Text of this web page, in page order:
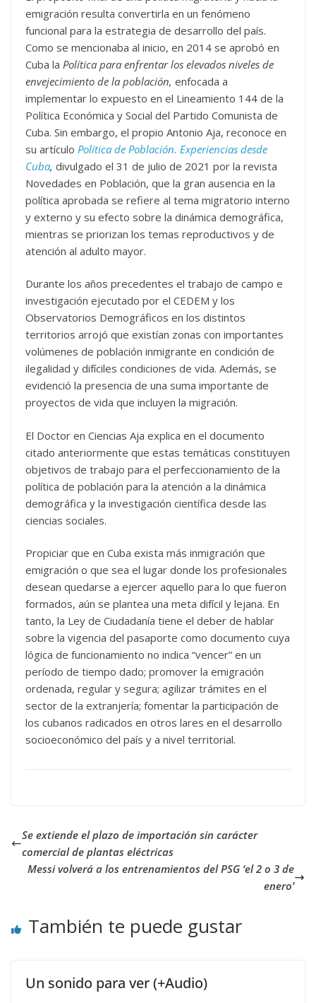
emigración resulta convertirla en un fenómeno
funcional para la estrategia de desarrollo del país.
Como se mencionaba al inicio, en 2014 se aprobó en
Cuba la Política para enfrentar los elevados niveles de
envejecimiento de la población, enfocada a
implementar lo expuesto en el Lineamiento 144 de la
Política Económica y Social del Partido Comunista de
Cuba. Sin embargo, el propio Antonio Aja, reconoce en
su artículo Política de Población. Experiencias desde
Cuba, divulgado el 31 de julio de 2021 por la revista
Novedades en Población, que la gran ausencia en la
política aprobada se refiere al tema migratorio interno
y externo y su efecto sobre la dinámica demográfica,
mientras se priorizan los temas reproductivos y de
atención al adulto mayor.
Durante los años precedentes el trabajo de campo e
investigación ejecutado por el CEDEM y los
Observatorios Demográficos en los distintos
territorios arrojó que existían zonas con importantes
volúmenes de población inmigrante en condición de
ilegalidad y difíciles condiciones de vida. Además, se
evidenció la presencia de una suma importante de
proyectos de vida que incluyen la migración.
El Doctor en Ciencias Aja explica en el documento
citado anteriormente que estas temáticas constituyen
objetivos de trabajo para el perfeccionamiento de la
política de población para la atención a la dinámica
demográfica y la investigación científica desde las
ciencias sociales.
Propiciar que en Cuba exista más inmigración que
emigración o que sea el lugar donde los profesionales
desean quedarse a ejercer aquello para lo que fueron
formados, aún se plantea una meta difícil y lejana. En
tanto, la Ley de Ciudadanía tiene el deber de hablar
sobre la vigencia del pasaporte como documento cuya
lógica de funcionamiento no indica “vencer” en un
período de tiempo dado; promover la emigración
ordenada, regular y segura; agilizar trámites en el
sector de la extranjería; fomentar la participación de
los cubanos radicados en otros lares en el desarrollo
socioeconómico del país y a nivel territorial.
Se extiende el plazo de importación sin carácter
comercial de plantas eléctricas
Messi volverá a los entrenamientos del PSG ‘el 2 o 3 de
enero’
También te puede gustar
Un sonido para ver (+Audio)